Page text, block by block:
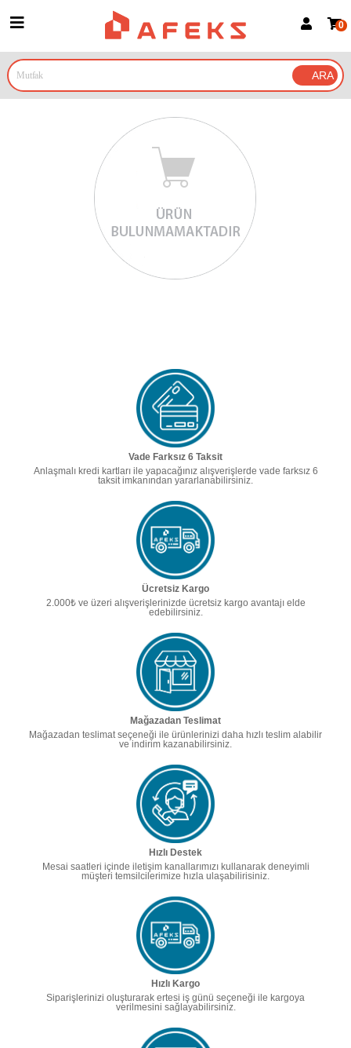
Google İle Bağlan
0
Vade Farksız 6 Taksit
Anlaşmalı kredi kartları ile yapacağınız alışverişlerde vade farksız 6
taksit imkanından yararlanabilirsiniz.
Ücretsiz Kargo
2.000₺ ve üzeri alışverişlerinizde ücretsiz kargo avantajı elde
edebilirsiniz.
Mağazadan Teslimat
Mağazadan teslimat seçeneği ile ürünlerinizi daha hızlı teslim alabilir
ve indirim kazanabilirsiniz.
Hızlı Destek
Mesai saatleri içinde iletişim kanallarımızı kullanarak deneyimli
müşteri temsilcilerimize hızla ulaşabilirisiniz.
Hızlı Kargo
Siparişlerinizi oluşturarak ertesi iş günü seçeneği ile kargoya
verilmesini sağlayabilirsiniz.